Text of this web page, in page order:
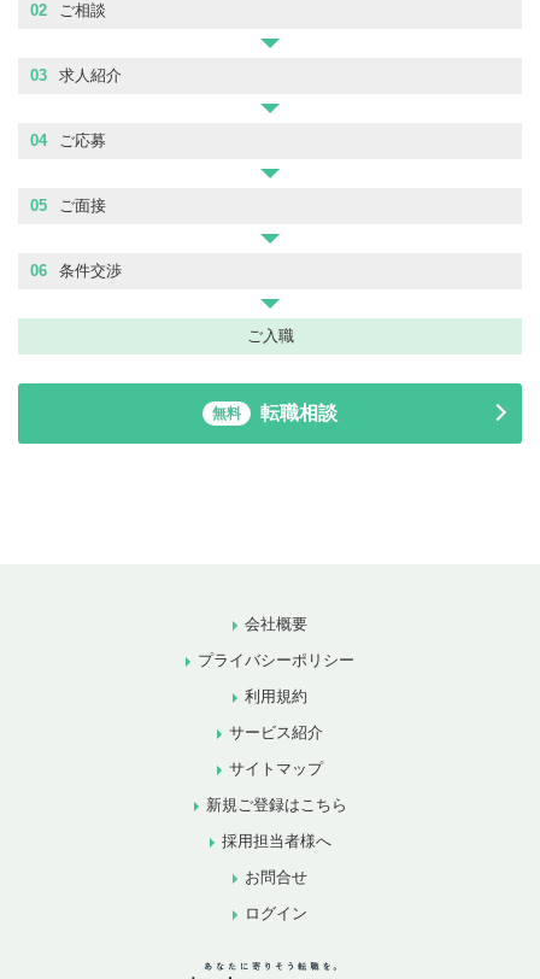
02 ご相談
03 求人紹介
04 ご応募
05 ご面接
06 条件交渉
ご入職
無料 転職相談
会社概要
プライバシーポリシー
利用規約
サービス紹介
サイトマップ
新規ご登録はこちら
採用担当者様へ
お問合せ
ログイン